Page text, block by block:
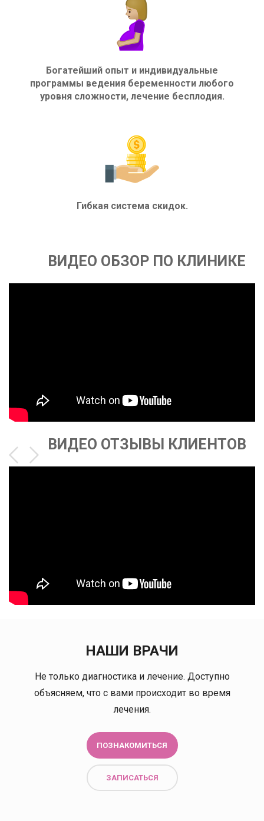
Богатейший опыт и индивидуальные
программы ведения беременности любого
уровня сложности, лечение бесплодия.
Гибкая система скидок.
ВИДЕО ОБЗОР ПО КЛИНИКЕ
ВИДЕО ОТЗЫВЫ КЛИЕНТОВ
НАШИ ВРАЧИ
Не только диагностика и лечение. Доступно
объясняем, что с вами происходит во время
лечения.
ПОЗНАКОМИТЬСЯ
ЗАПИСАТЬСЯ